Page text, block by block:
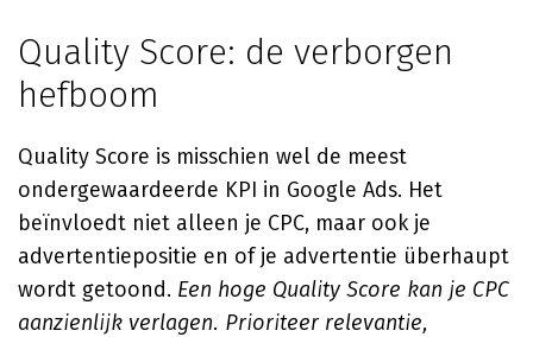
Quality Score: de verborgen
hefboom
Quality Score is misschien wel de meest
ondergewaardeerde KPI in Google Ads. Het
beïnvloedt niet alleen je CPC, maar ook je
advertentiepositie en of je advertentie überhaupt
wordt getoond. Een hoge Quality Score kan je CPC
aanzienlijk verlagen. Prioriteer relevantie,